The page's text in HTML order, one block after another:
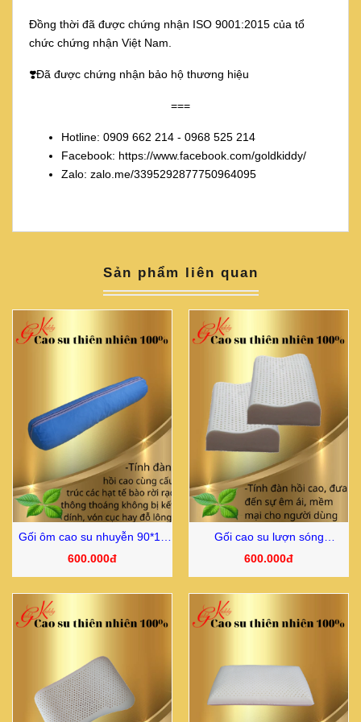
Đồng thời đã được chứng nhận ISO 9001:2015 của tổ
chức chứng nhận Việt Nam.
❣️Đã được chứng nhận bảo hộ thương hiệu
===
Hotline: 0909 662 214 - 0968 525 214
Facebook: https://www.facebook.com/goldkiddy/
Zalo: zalo.me/3395292877750964095
Sản phẩm liên quan
Gối ôm cao su nhuyễn 90*18
cm
600.000đ
Gối cao su lượn sóng
30*50*10/12cm
600.000đ